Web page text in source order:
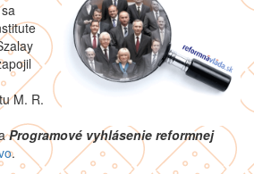
M. R.
Programové vyhlásenie reformnej
.